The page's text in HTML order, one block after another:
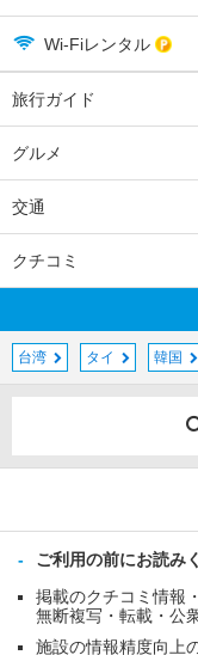
Wi-Fiレンタル
旅行ガイド
グルメ
交通
クチコミ
台湾 タイ 韓国
ご利用の前にお読み
掲載のクチコミ情報
無断複写・転載・公
施設の情報精度向上